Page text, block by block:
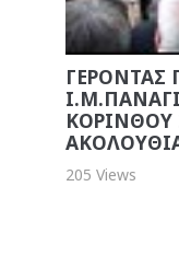
ΓΕΡΟΝΤΑΣ
ΚΟΡΙΝΘΟΥ
205 Views